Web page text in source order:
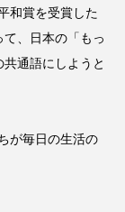
和賞を受賞した
、日本の「もっ
通語にしようと
が毎日の生活の